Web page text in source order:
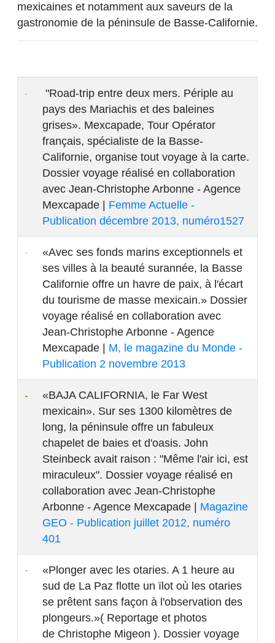
mexicaines et notamment aux saveurs de la
gastronomie de la péninsule de Basse-Californie.
"Road-trip entre deux mers. Périple au
pays des Mariachis et des baleines
grises». Mexcapade, Tour Opérator
français, spécialiste de la Basse-
Californie, organise tout voyage à la carte.
Dossier voyage réalisé en collaboration
avec Jean-Christophe Arbonne - Agence
Mexcapade | Femme Actuelle -
Publication décembre 2013, numéro1527
«Avec ses fonds marins exceptionnels et
ses villes à la beauté surannée, la Basse
Californie offre un havre de paix, à l'écart
du tourisme de masse mexicain.» Dossier
voyage réalisé en collaboration avec
Jean-Christophe Arbonne - Agence
Mexcapade | M, le magazine du Monde -
Publication 2 novembre 2013
«BAJA CALIFORNIA, le Far West
mexicain». Sur ses 1300 kilomètres de
long, la péninsule offre un fabuleux
chapelet de baies et d'oasis. John
Steinbeck avait raison : "Même l'air ici, est
miraculeux". Dossier voyage réalisé en
collaboration avec Jean-Christophe
Arbonne - Agence Mexcapade | Magazine
GEO - Publication juillet 2012, numéro
401
«Plonger avec les otaries. A 1 heure au
sud de La Paz flotte un ïlot où les otaries
se prêtent sans façon à l'observation des
plongeurs.»( Reportage et photos
de Christophe Migeon ). Dossier voyage